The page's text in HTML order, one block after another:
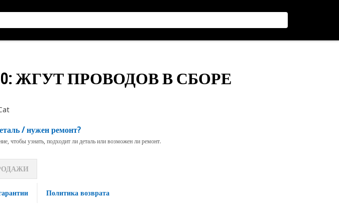
: ЖГУТ ПРОВОДОВ В СБОРЕ
/ нужен ремонт?
чтобы узнать, подходит ли деталь или возможен ли ремонт.
Политика возврата